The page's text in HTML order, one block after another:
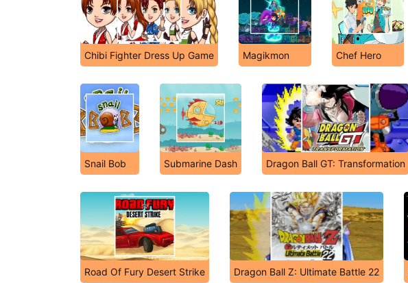
Chibi Fighter Dress Up Game Magikmon Chef Hero
Snail Bob Submarine Dash Dragon Ball GT: Transformation
Road Of Fury Desert Strike Dragon Ball Z: Ultimate Battle 22